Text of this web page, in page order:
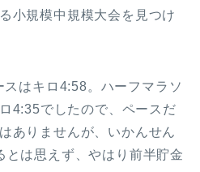
小規模中規模大会を見つけ
はキロ4:58。ハーフマラソ
4:35でしたので、ペースだ
ありませんが、いかんせん
とは思えず、やはり前半貯金